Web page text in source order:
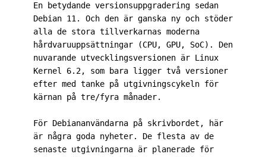
En betydande versionsuppgradering sedan
Debian 11. Och den är ganska ny och stöder
alla de stora tillverkarnas moderna
hårdvaruuppsättningar (CPU, GPU, SoC). Den
nuvarande utvecklingsversionen är Linux
Kernel 6.2, som bara ligger två versioner
efter med tanke på utgivningscykeln för
kärnan på tre/fyra månader.
För Debiananvändarna på skrivbordet, här
är några goda nyheter. De flesta av de
senaste utgivningarna är planerade för